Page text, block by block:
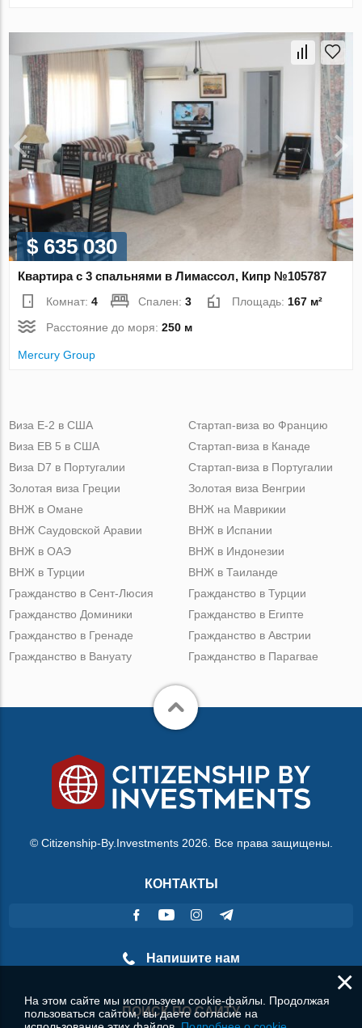
$ 635 030
Квартира с 3 спальнями в Лимассол, Кипр №105787
Комнат:4 Спален:3 Площадь:167 м²
Расстояние до моря:250 м
Mercury Group
Виза Е-2 в США
Виза ЕВ 5 в США
Виза D7 в Португалии
Золотая виза Греции
Стартап-виза во Францию
Стартап-виза в Канаде
Стартап-виза в Португалии
Золотая виза Венгрии
ВНЖ в Омане
ВНЖ Саудовской Аравии
ВНЖ в ОАЭ
ВНЖ в Турции
ВНЖ на Маврикии
ВНЖ в Испании
ВНЖ в Индонезии
ВНЖ в Таиланде
Гражданство в Сент-Люсия
Гражданство Доминики
Гражданство в Гренаде
Гражданство в Вануату
Гражданство в Турции
Гражданство в Египте
Гражданство в Австрии
Гражданство в Парагвае
© Citizenship-By.Investments 2026. Все права защищены.
КОНТАКТЫ
Напишите нам
ПОИСК ПО САЙТУ
×
На этом сайте мы используем cookie-файлы. Продолжая
пользоваться сайтом, вы даете согласие на